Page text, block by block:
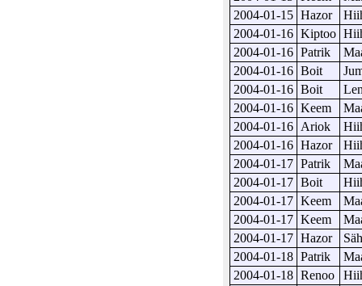
2004-01-15 Hazor
2004-01-16 Kiptoo
2004-01-16 Patrik
2004-01-16 Boit
2004-01-16 Boit
2004-01-16 Keem
2004-01-16 Ariok
2004-01-16 Hazor
2004-01-17 Patrik
2004-01-17 Boit
2004-01-17 Keem
2004-01-17 Keem
2004-01-17 Hazor
2004-01-18 Patrik
2004-01-18 Renoo